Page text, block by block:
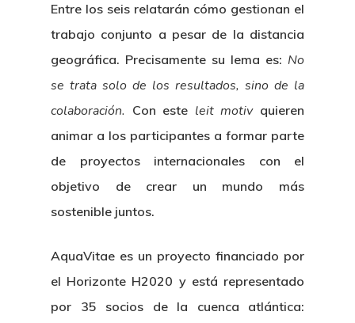
Entre los seis relatarán cómo gestionan el
trabajo conjunto a pesar de la distancia
geográfica. Precisamente su lema es: No
se trata solo de los resultados, sino de la
colaboración. Con este leit motivquieren
animar a los participantes a formar parte
de proyectos internacionales con el
objetivo de crear un mundo más
sostenible juntos.
AquaVitae es un proyecto financiado por
el Horizonte H2020 y está representado
por 35 socios de la cuenca atlántica: